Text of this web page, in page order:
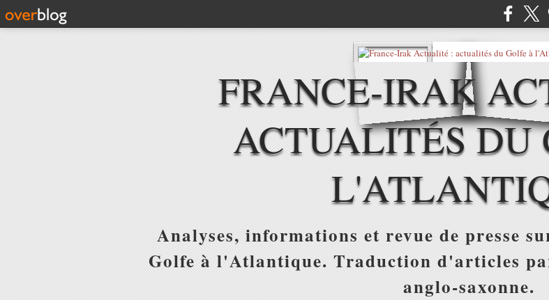
FRANCE-IRAK
ACTUALITÉS DU
Analyses, informations et revue de presse
Golfe à l'Atlantique. Traduction d'articles
anglo-saxonne.